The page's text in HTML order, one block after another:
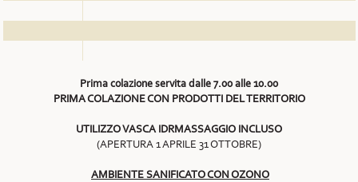
Prima colazione servita dalle 7.00 alle 10.00
PRIMA COLAZIONE CON PRODOTTI DEL TERRITORIO
UTILIZZO VASCA IDRMASSAGGIO INCLUSO
(APERTURA 1 APRILE 31 OTTOBRE)
AMBIENTE SANIFICATO CON OZONO